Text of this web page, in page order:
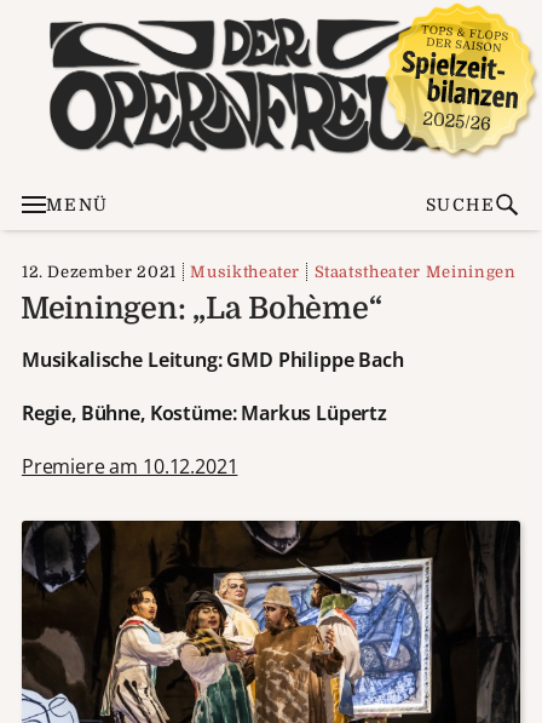
MENÜ SUCHE
12. Dezember 2021 Musiktheater Staatstheater Meiningen
Meiningen: „La Bohème“
Musikalische Leitung: GMD Philippe Bach
Regie, Bühne, Kostüme: Markus Lüpertz
Premiere am 10.12.2021